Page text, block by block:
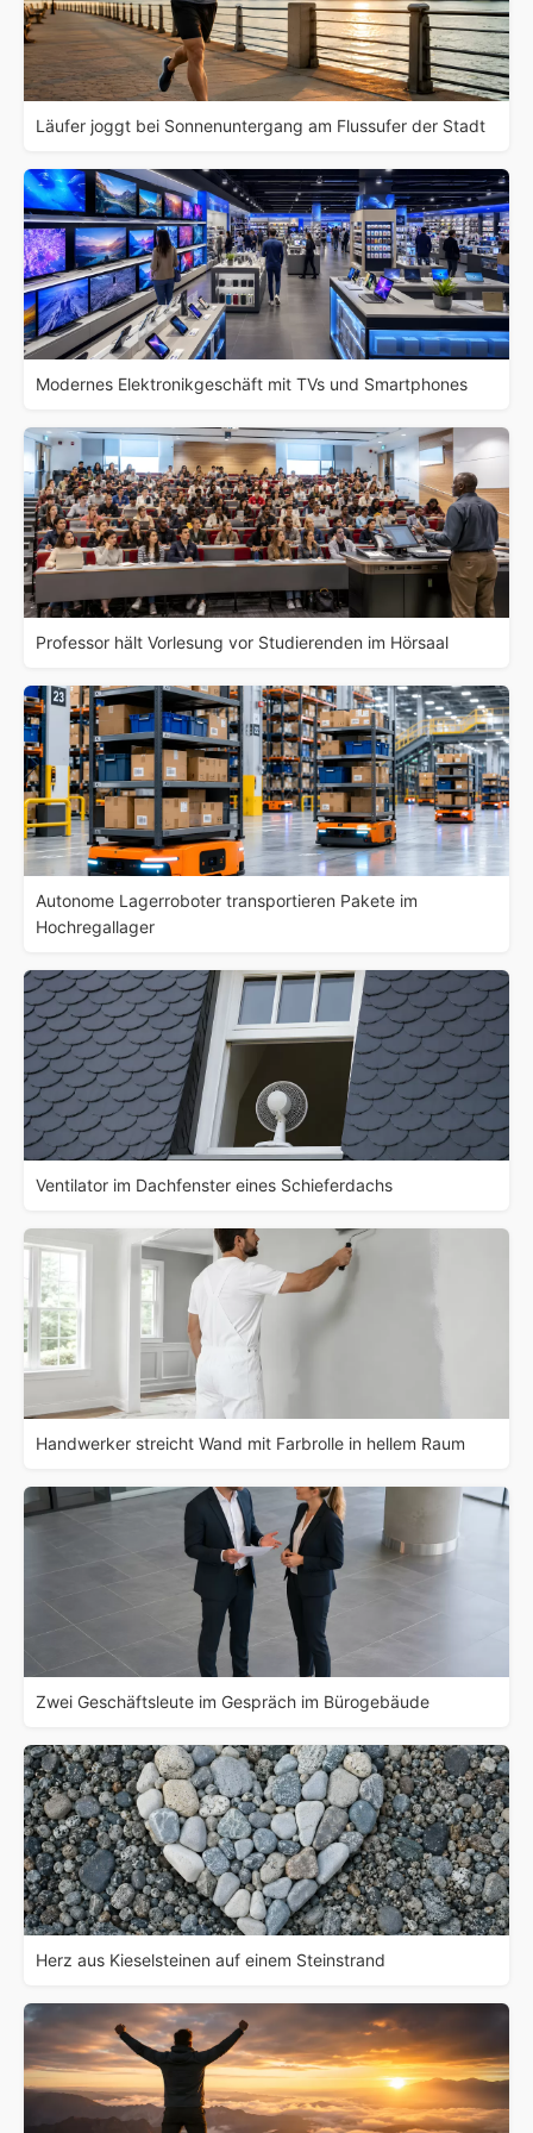
Läufer joggt bei Sonnenuntergang am Flussufer der Stadt
Modernes Elektronikgeschäft mit TVs und Smartphones
Professor hält Vorlesung vor Studierenden im Hörsaal
Autonome Lagerroboter transportieren Pakete im
Hochregallager
Ventilator im Dachfenster eines Schieferdachs
Handwerker streicht Wand mit Farbrolle in hellem Raum
Zwei Geschäftsleute im Gespräch im Bürogebäude
Herz aus Kieselsteinen auf einem Steinstrand